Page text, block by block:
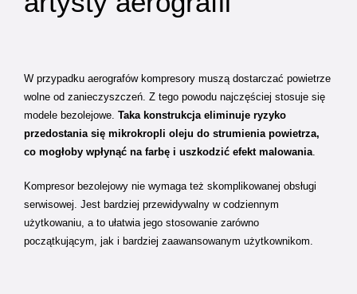
W przypadku aerografów kompresory muszą dostarczać powietrze
wolne od zanieczyszczeń. Z tego powodu najczęściej stosuje się
modele bezolejowe. Taka konstrukcja eliminuje ryzyko
przedostania się mikrokropli oleju do strumienia powietrza,
co mogłoby wpłynąć na farbę i uszkodzić efekt malowania.
Kompresor bezolejowy nie wymaga też skomplikowanej obsługi
serwisowej. Jest bardziej przewidywalny w codziennym
użytkowaniu, a to ułatwia jego stosowanie zarówno
początkującym, jak i bardziej zaawansowanym użytkownikom.